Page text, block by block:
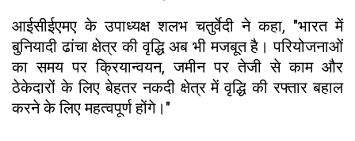
आईसीईएमए के उपाध्यक्ष शलभ चतुर्वेदी ने कहा, "भारत में
बुनियादी ढांचा क्षेत्र की वृद्धि अब भी मजबूत है। परियोजनाओं
का समय पर क्रियान्वयन, जमीन पर तेजी से काम और
ठेकेदारों के लिए बेहतर नकदी क्षेत्र में वृद्धि की रफ्तार बहाल
करने के लिए महत्वपूर्ण होंगे।"